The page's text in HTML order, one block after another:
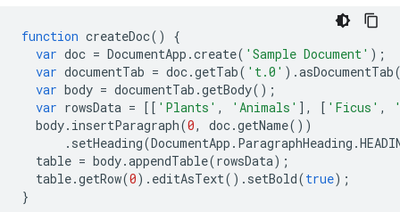
function createDoc()
{
var doc = DocumentApp .create( 'Sample Document' );
var documentTab = doc.getTab( 't.0' ).asDocumentTab
var body = documentTab .getBody();
var rowsData = [[ 'Plants' , 'Animals' ], [ 'Ficus' ,
body. insertParagraph(0, doc.getName())
. setHeading(DocumentApp . ParagraphHeading .
table = body.appendTable(rowsData);
table.getRow(0). editAsText(). setBold(true);
}